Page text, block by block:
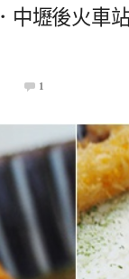
中壢後火車
1